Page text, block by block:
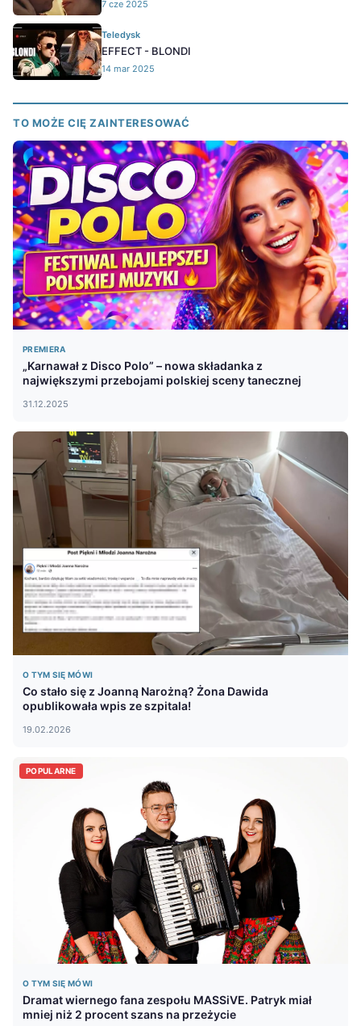
7 cze 2025
Teledysk
EFFECT - BLONDI
14 mar 2025
TO MOŻE CIĘ ZAINTERESOWAĆ
PREMIERA
„Karnawał z Disco Polo” – nowa składanka z
największymi przebojami polskiej sceny tanecznej
31.12.2025
O TYM SIĘ MÓWI
Co stało się z Joanną Narożną? Żona Dawida
opublikowała wpis ze szpitala!
19.02.2026
POPULARNE
O TYM SIĘ MÓWI
Dramat wiernego fana zespołu MASSiVE. Patryk miał
mniej niż 2 procent szans na przeżycie